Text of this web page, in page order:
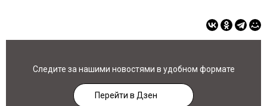
Следите за нашими новостями в удобном формате
Перейти в Дзен